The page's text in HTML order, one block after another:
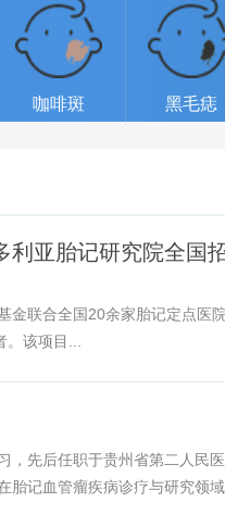
咖啡斑 黑毛痣
亚胎记研究院全国
联合全国20余家胎记定点医
该项目...
先后任职于贵州省第二人民
记血管瘤疾病诊疗与研究领域